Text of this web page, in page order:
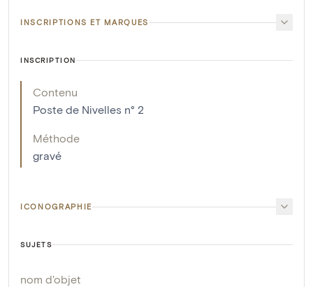
INSCRIPTIONS ET MARQUES
INSCRIPTION
Contenu
Poste de Nivelles n° 2
Méthode
gravé
ICONOGRAPHIE
SUJETS
nom d'objet